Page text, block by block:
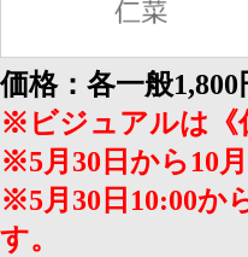
価格：各一般1,800
※ビジュアルは《
※5月30日から10
※5月30日10:00か
す。